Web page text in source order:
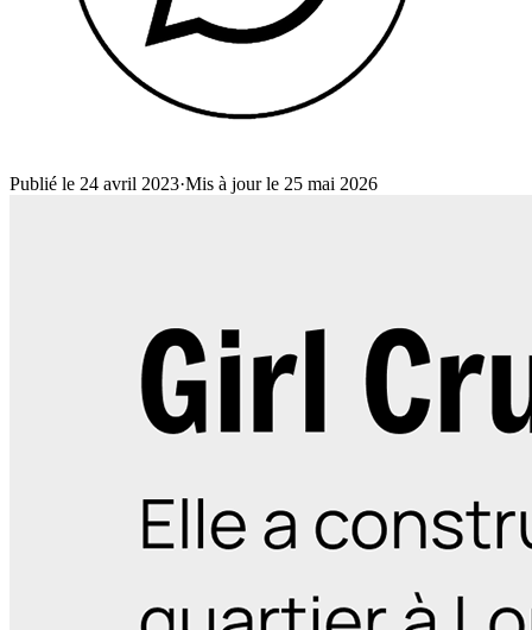
Publié le 24 avril 2023·Mis à jour le 25 mai 2026